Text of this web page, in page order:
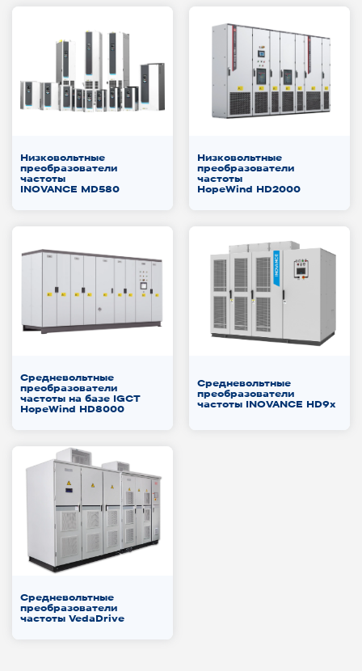
Низковольтные
преобразователи
частоты
INOVANCE MD580
Низковольтные
преобразователи
частоты
HopeWind HD2000
Средневольтные
преобразователи
частоты на базе IGCT
HopeWind HD8000
Средневольтные
преобразователи
частоты INOVANCE HD9x
Средневольтные
преобразователи
частоты VedaDrive